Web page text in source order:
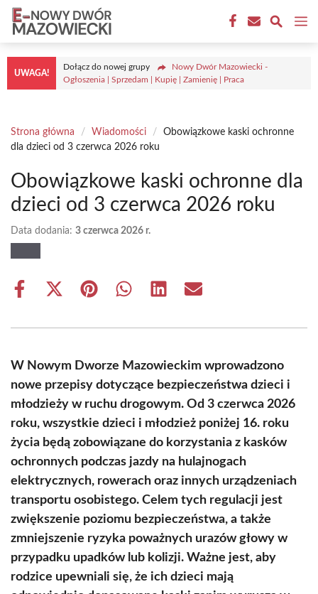
Przejdź
treści
UWAGA!
Dołącz do nowej grupy
Nowy Dwór Mazowiecki -
Ogłoszenia | Sprzedam | Kupię | Zamienię | Praca
Strona główna / Wiadomości /
Obowiązkowe kaski ochronne
dla dzieci od 3 czerwca 2026 roku
Obowiązkowe kaski ochronne dla
dzieci od 3 czerwca 2026 roku
Data dodania: 3 czerwca 2026 r.
Share
Share
(Twitter)
Share Share Share Share
W Nowym Dworze Mazowieckim wprowadzono
nowe przepisy dotyczące bezpieczeństwa dzieci i
młodzieży w ruchu drogowym. Od 3 czerwca 2026
roku, wszystkie dzieci i młodzież poniżej 16. roku
życia będą zobowiązane do korzystania z kasków
ochronnych podczas jazdy na hulajnogach
elektrycznych, rowerach oraz innych urządzeniach
transportu osobistego. Celem tych regulacji jest
zwiększenie poziomu bezpieczeństwa, a także
zmniejszenie ryzyka poważnych urazów głowy w
przypadku upadków lub kolizji. Ważne jest, aby
rodzice upewniali się, że ich dzieci mają